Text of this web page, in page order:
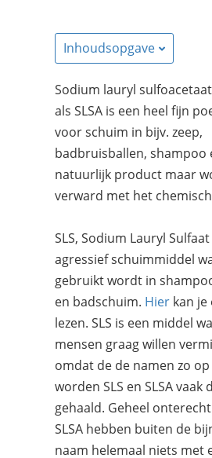
Inhoudsopgave
Sodium lauryl
als SLSA is een heel fijn
voor schuim in bijv. zeep,
badbruisballen, shampoo
natuurlijk product maar
verward met het
SLS, Sodium Lauryl
agressief schuimmiddel
gebruikt wordt in
en badschuim. Hier kan
lezen. SLS is een middel
mensen graag willen
omdat de de namen zo
worden SLS en SLSA vaak
gehaald. Geheel onterecht
SLSA hebben buiten de
naam helemaal niets met